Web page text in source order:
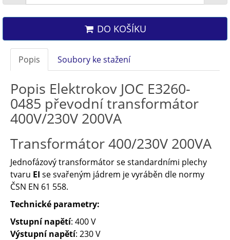
DO KOŠÍKU
Popis Soubory ke stažení
Popis Elektrokov JOC E3260-
0485 převodní transformátor
400V/230V 200VA
Transformátor 400/230V 200VA
Jednofázový transformátor se standardními plechy
tvaru EI se svařeným jádrem je vyráběn dle normy
ČSN EN 61 558.
Technické parametry:
Vstupní napětí: 400 V
Výstupní napětí: 230 V